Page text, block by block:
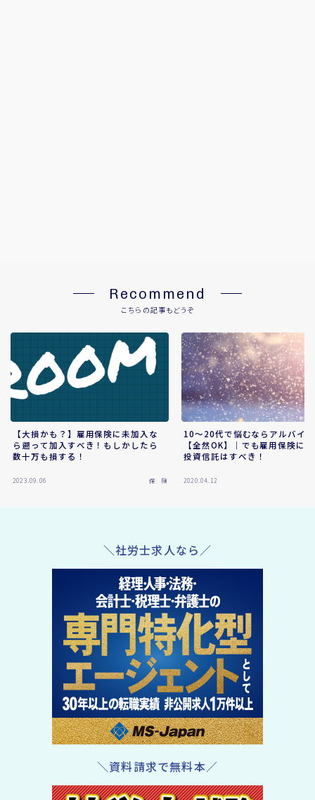
Recommend
こちらの記事もどうぞ
【大損かも？】雇用保険に未加入な
ら遡って加入すべき！もしかしたら
数十万も損する！
2023.09.06 保 険
10～20代で悩むならアルバイ
【全然OK】｜でも雇用保険に
投資信託はすべき！
2020.04.12
＼社労士求人なら／
＼資料請求で無料本／